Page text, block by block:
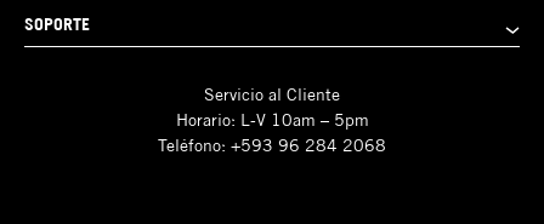
SOPORTE
Servicio al Cliente
Horario: L-V 10am – 5pm
Teléfono: +593 96 284 2068